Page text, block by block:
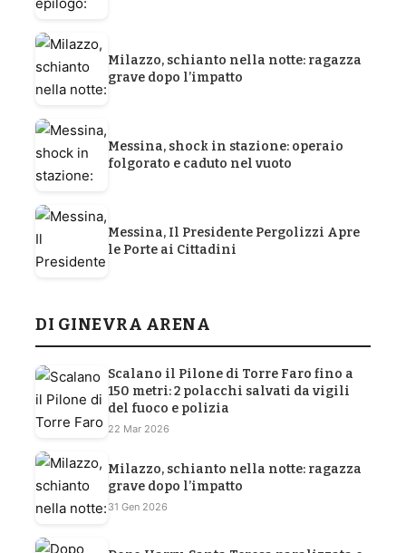
Milazzo, schianto nella notte: ragazza
grave dopo l’impatto
Messina, shock in stazione: operaio
folgorato e caduto nel vuoto
Messina, Il Presidente Pergolizzi Apre
le Porte ai Cittadini
DI GINEVRA ARENA
Scalano il Pilone di Torre Faro fino a
150 metri: 2 polacchi salvati da vigili
del fuoco e polizia
22 Mar 2026
Milazzo, schianto nella notte: ragazza
grave dopo l’impatto
31 Gen 2026